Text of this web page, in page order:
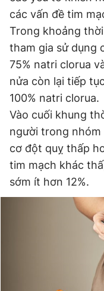
0906 645 777
Đặt báo Quảng cáo
Tổng biên tập: Nguyễn
Phó tổng biên tập
Phó tổng biên tập:
Phó tổng biên tập: Trần
Tổng thư ký tòa soạn:
Giấy phép xuất bản số
© 2003-2026 Bản
chép dưới mọi hình
bản. Phát triển bởi ePi
các vấn đề tim
Trong khoảng
tham gia sử dụng
75% natri clorua
nửa còn lại tiếp
100% natri clorua.
Vào cuối khung
người trong
cơ đột quỵ thấp
tim mạch khác
sớm ít hơn 12%.